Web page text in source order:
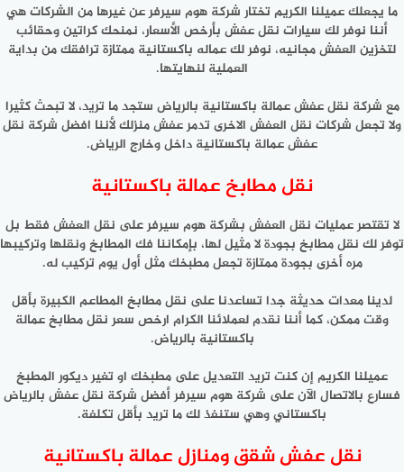
ما يجعلك عميلنا الكريم تختار شركة هوم سيرفر عن غيرها من الشركات هي
أننا نوفر لك سيارات نقل عفش بأرخص الأسعار، نمنحك كراتين وحقائب
لتخزين العفش مجانيه، نوفر لك عماله باكستانية ممتازة ترافقك من بداية
العملية لنهايتها.
مع شركة نقل عفش عمالة باكستانية بالرياض ستجد ما تريد، لا تبحث كثيرا
ولا تجعل شركات نقل العفش الاخرى تدمر عفش منزلك لأننا افضل شركة نقل
عفش عمالة باكستانية داخل وخارج الرياض.
نقل مطابخ عمالة باكستانية
لا تقتصر عمليات نقل العفش بشركة هوم سيرفر على نقل العفش فقط بل
توفر لك نقل مطابخ بجودة لا مثيل لها، بإمكاننا فك المطابخ ونقلها وتركيبها
مره أخرى بجودة ممتازة تجعل مطبخك مثل أول يوم تركيب له.
لدينا معدات حديثة جدا تساعدنا على نقل مطابخ المطاعم الكبيرة بأقل
وقت ممكن، كما أننا نقدم لعملائنا الكرام ارخص سعر نقل مطابخ عمالة
باكستانية بالرياض.
عميلنا الكريم إن كنت تريد التعديل على مطبخك او تغير ديكور المطبخ
فسارع بالاتصال الآن على شركة هوم سيرفر أفضل شركة نقل عفش بالرياض
باكستاني وهي ستنفذ لك ما تريد بأقل تكلفة.
نقل عفش شقق ومنازل عمالة باكستانية